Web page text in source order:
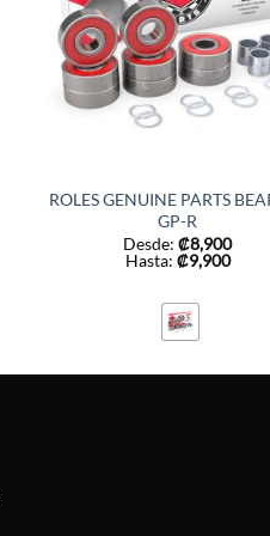
ROLES GENUINE PARTS
GP-R
Desde:₡8,900
Hasta: ₡9,900